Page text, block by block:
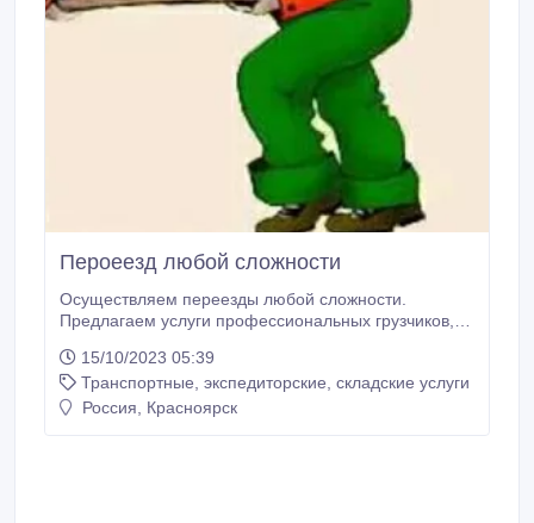
Пероеезд любой сложности
Осуществляем переезды любой сложности.
Предлагаем услуги профессиональных грузчиков,
трудоемкого и затратного переезда офиса фирмы в
другое помещение. ВЫПОЛНЯЕМ: разборку и
сборку мебели, подъем стройматериалов, вывоз
15/10/2023 05:39
Транспортные, экспедиторские, складские услуги
Россия, Красноярск